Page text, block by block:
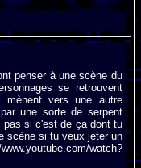
penser à une scène du
se retrouvent
vers une autre
une sorte de serpent
pas si c'est de ça dont tu
scène si tu veux jeter un
watch?